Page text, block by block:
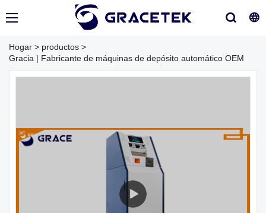
Hogar > productos >
Gracia | Fabricante de máquinas de depósito automático OEM